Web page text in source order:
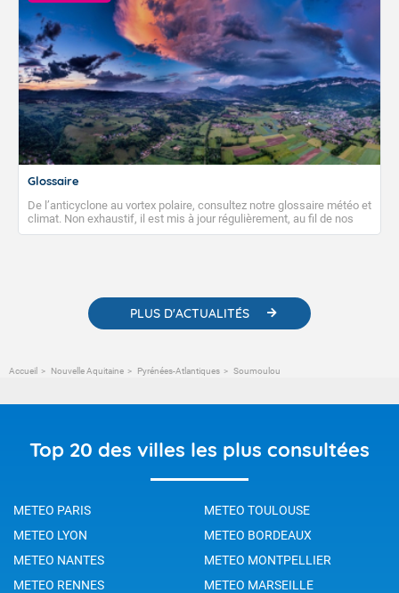
Glossaire
De l’anticyclone au vortex polaire, consultez notre glossaire météo et
climat. Non exhaustif, il est mis à jour régulièrement, au fil de nos
publications. Vous y trouverez également des liens utiles vers nos
PLUS D'ACTUALITÉS
Accueil Nouvelle Aquitaine Pyrénées-Atlantiques Soumoulou
Top 20 des villes les plus consultées
METEO PARIS
METEO TOULOUSE
METEO LYON
METEO BORDEAUX
METEO NANTES
METEO MONTPELLIER
METEO RENNES
METEO MARSEILLE